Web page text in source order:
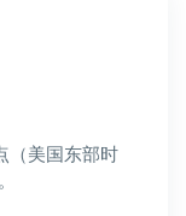
（美国东部时